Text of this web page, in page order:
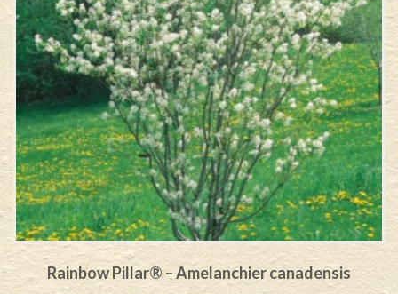
Rainbow Pillar® – Amelanchier canadensis